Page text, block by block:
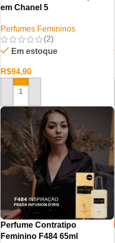
em Chanel 5
Perfumes Femininos
(2)
Em estoque
R$94,90
ADICIONAR AO CARRINHO
Perfume Contratipo
Feminino F484 65ml